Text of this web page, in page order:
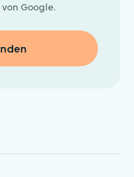
von Google.